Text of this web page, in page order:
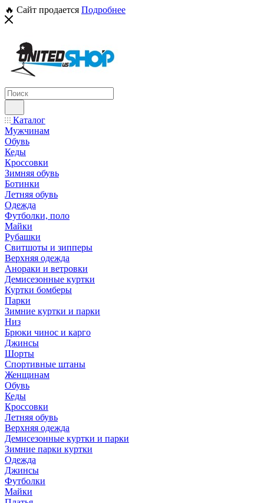
🔥 Сайт продается Подробнее
Каталог
Мужчинам
Обувь
Кеды
Кроссовки
Зимняя обувь
Ботинки
Летняя обувь
Одежда
Футболки, поло
Майки
Рубашки
Свитшоты и зипперы
Верхняя одежда
Анораки и ветровки
Демисезонные куртки
Куртки бомберы
Парки
Зимние куртки и парки
Низ
Брюки чинос и карго
Джинсы
Шорты
Спортивные штаны
Женщинам
Обувь
Кеды
Кроссовки
Летняя обувь
Верхняя одежда
Демисезонные куртки и парки
Зимние парки куртки
Одежда
Джинсы
Футболки
Майки